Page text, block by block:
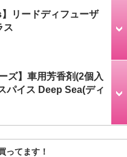
】リードディフューザ
ス
ズ】車用芳香剤(2個入
パイス Deep Sea(ディ
ってます！